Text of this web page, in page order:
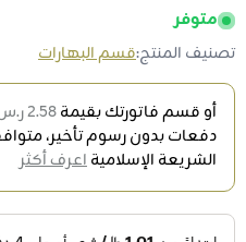
متوفر
تصنيف المنتج:قسم البهارات
أو قسم فاتورتك بقيمة2.58 ر.س
دفعات بدون رسوم تأخير،
الشريعة الإسلاميةاعرف أكثر